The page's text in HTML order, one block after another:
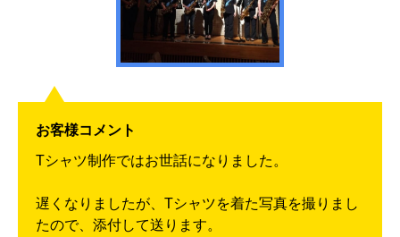
お客様コメント
Tシャツ制作ではお世話になりました。
遅くなりましたが、Tシャツを着た写真を撮りまし
たので、添付して送ります。